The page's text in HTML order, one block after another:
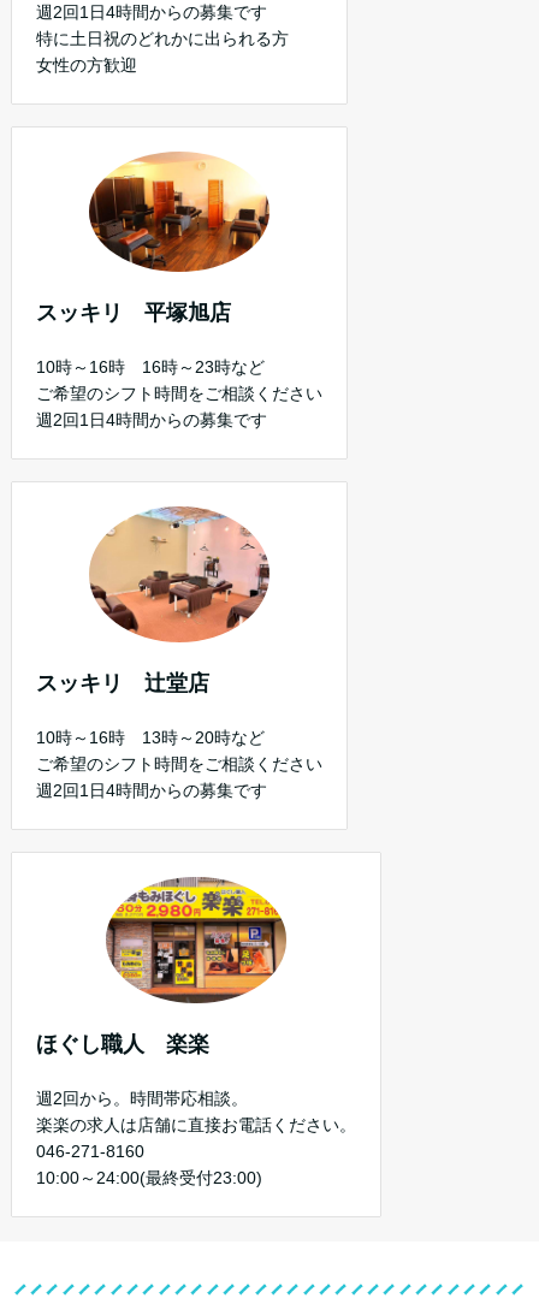
週2回1日4時間からの募集です
特に土日祝のどれかに出られる方
女性の方歓迎
スッキリ 平塚旭店
10時～16時 16時～23時など
ご希望のシフト時間をご相談ください
週2回1日4時間からの募集です
スッキリ 辻堂店
10時～16時 13時～20時など
ご希望のシフト時間をご相談ください
週2回1日4時間からの募集です
ほぐし職人 楽楽
週2回から。時間帯応相談。
楽楽の求人は店舗に直接お電話ください。
046-271-8160
10:00～24:00(最終受付23:00)